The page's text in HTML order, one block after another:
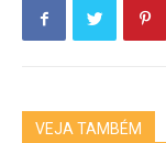
VEJA TAMBÉM